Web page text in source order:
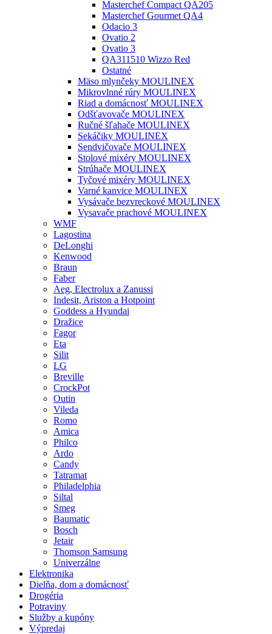
Masterchef Compact QA205
Masterchef Gourmet QA4
Odacio 3
Ovatio 2
Ovatio 3
QA311510 Wizzo Red
Ostatné
Mäso mlynčeky MOULINEX
Mikrovlnné rúry MOULINEX
Riad a domácnosť MOULINEX
Odšťavovače MOULINEX
Ručné šľahače MOULINEX
Sekáčiky MOULINEX
Sendvičovače MOULINEX
Stolové mixéry MOULINEX
Strúhače MOULINEX
Tyčové mixéry MOULINEX
Varné kanvice MOULINEX
Vysávače bezvreckové MOULINEX
Vysavače prachové MOULINEX
WMF
Lagostina
DeLonghi
Kenwood
Braun
Faber
Aeg, Electrolux a Zanussi
Indesit, Ariston a Hotpoint
Goddess a Hyundai
Dražice
Fagor
Eta
Silit
LG
Breville
CrockPot
Outin
Vileda
Romo
Amica
Philco
Ardo
Candy
Tatramat
Philadelphia
Siltal
Smeg
Baumatic
Bosch
Jetair
Thomson Samsung
Univerzálne
Elektronika
Dielňa, dom a domácnosť
Drogéria
Potraviny
Služby a kupóny
Výpredaj